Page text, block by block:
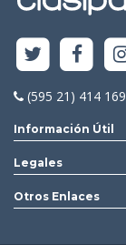
(595 21) 414
Información Útil
Legales
Otros Enlaces